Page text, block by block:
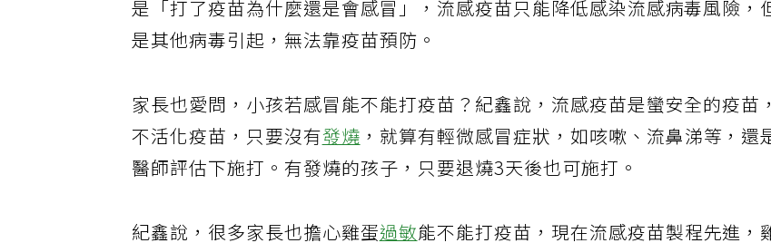
是「打了疫苗為什麼還是會感冒」，流感疫苗只能降低感染流感病毒風險，
是其他病毒引起，無法靠疫苗預防。
家長也愛問，小孩若感冒能不能打疫苗？紀鑫說，流感疫苗是蠻安全的疫苗
不活化疫苗，只要沒有發燒 ，就算有輕微感冒症狀，如咳嗽、流鼻涕等，還
醫師評估下施打。有發燒的孩子，只要退燒3天後也可施打。